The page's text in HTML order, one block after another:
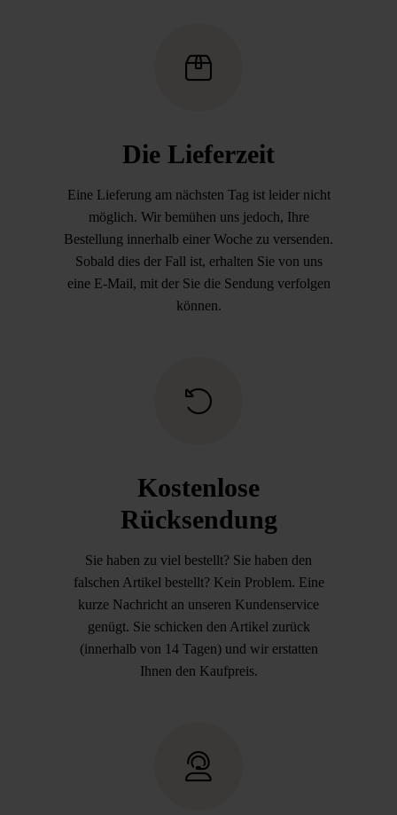
Die Lieferzeit
Eine Lieferung am nächsten Tag ist leider nicht
möglich. Wir bemühen uns jedoch, Ihre
Bestellung innerhalb einer Woche zu versenden.
Sobald dies der Fall ist, erhalten Sie von uns
eine E-Mail, mit der Sie die Sendung verfolgen
können.
Kostenlose
Rücksendung
Sie haben zu viel bestellt? Sie haben den
falschen Artikel bestellt? Kein Problem. Eine
kurze Nachricht an unseren Kundenservice
genügt. Sie schicken den Artikel zurück
(innerhalb von 14 Tagen) und wir erstatten
Ihnen den Kaufpreis.